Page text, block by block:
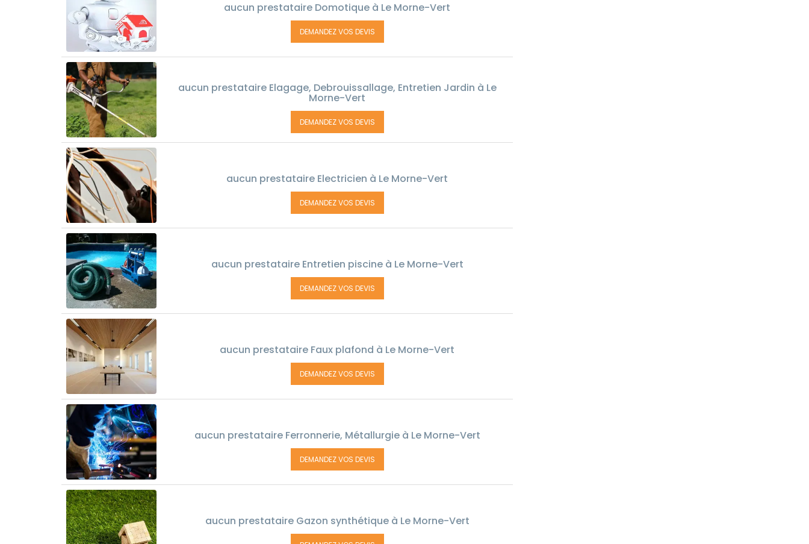
aucun prestataire Domotique à Le Morne-Vert
DEMANDEZ VOS DEVIS
aucun prestataire Elagage, Debrouissallage, Entretien Jardin à Le
Morne-Vert
DEMANDEZ VOS DEVIS
aucun prestataire Electricien à Le Morne-Vert
DEMANDEZ VOS DEVIS
aucun prestataire Entretien piscine à Le Morne-Vert
DEMANDEZ VOS DEVIS
aucun prestataire Faux plafond à Le Morne-Vert
DEMANDEZ VOS DEVIS
aucun prestataire Ferronnerie, Métallurgie à Le Morne-Vert
DEMANDEZ VOS DEVIS
aucun prestataire Gazon synthétique à Le Morne-Vert